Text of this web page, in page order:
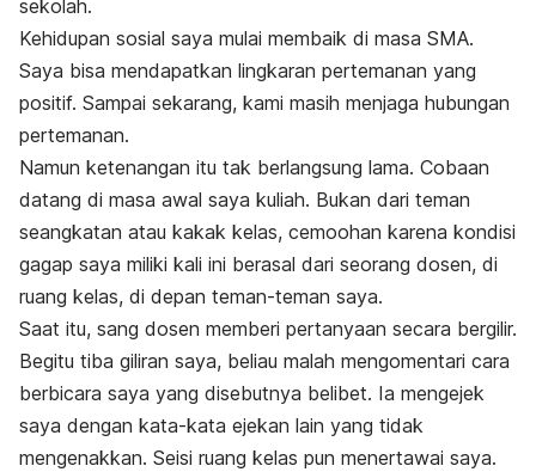
sekolah.
Kehidupan sosial saya mulai membaik di masa SMA.
Saya bisa mendapatkan lingkaran pertemanan yang
positif. Sampai sekarang, kami masih menjaga hubungan
pertemanan.
Namun ketenangan itu tak berlangsung lama. Cobaan
datang di masa awal saya kuliah. Bukan dari teman
seangkatan atau kakak kelas, cemoohan karena kondisi
gagap saya miliki kali ini berasal dari seorang dosen, di
ruang kelas, di depan teman-teman saya.
Saat itu, sang dosen memberi pertanyaan secara bergilir.
Begitu tiba giliran saya, beliau malah mengomentari cara
berbicara saya yang disebutnya belibet. Ia mengejek
saya dengan kata-kata ejekan lain yang tidak
mengenakkan. Seisi ruang kelas pun menertawai saya.